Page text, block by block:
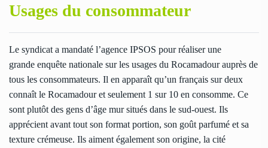
Usages du consommateur
Le syndicat a mandaté l’agence IPSOS pour réaliser une
grande enquête nationale sur les usages du Rocamadour auprès de
tous les consommateurs. Il en apparaît qu’un français sur deux
connaît le Rocamadour et seulement 1 sur 10 en consomme. Ce
sont plutôt des gens d’âge mur situés dans le sud-ouest. Ils
apprécient avant tout son format portion, son goût parfumé et sa
texture crémeuse. Ils aiment également son origine, la cité